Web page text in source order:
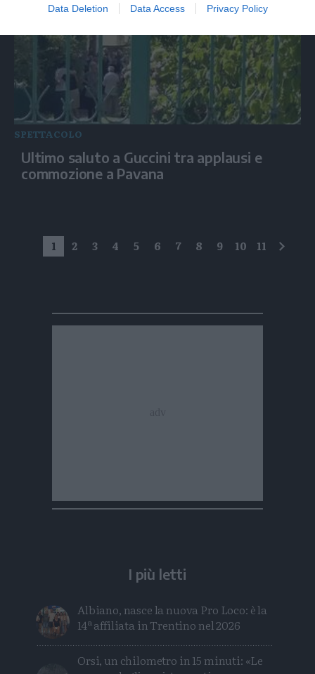
Data Deletion Data Access Privacy Policy
SPETTACOLO
Ultimo saluto a Guccini tra applausi e
commozione a Pavana
1 2 3 4 5 6 7 8 9 10 11
I più letti
Albiano, nasce la nuova Pro Loco: è la
14ª affiliata in Trentino nel 2026
Orsi, un chilometro in 15 minuti: «Le